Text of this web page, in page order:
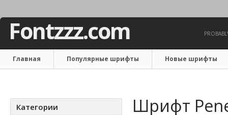
Fontzzz.com
Главная Популярные шрифты Новые шрифты
Категории Шрифт